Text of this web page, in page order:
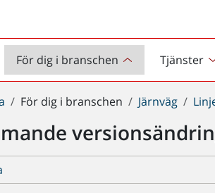
För dig i branschen Tjänster
För dig i branschen Järnväg